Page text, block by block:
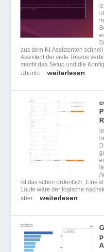
aus dem KI-Assistenten
Assistent der viele Tokens
macht das Setup und die
Ubuntu…weiterlesen
ist das schon ordentlich. Eine
Läufe wäre der logische
aber…weiterlesen